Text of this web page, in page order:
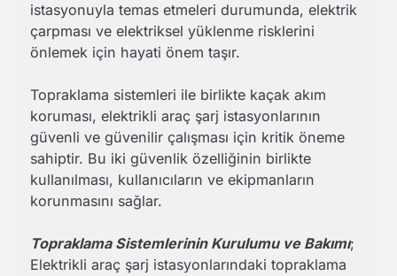
istasyonuyla temas etmeleri durumunda, elektrik
çarpması ve elektriksel yüklenme risklerini
önlemek için hayati önem taşır.
Topraklama sistemleri ile birlikte kaçak akım
koruması, elektrikli araç şarj istasyonlarının
güvenli ve güvenilir çalışması için kritik öneme
sahiptir. Bu iki güvenlik özelliğinin birlikte
kullanılması, kullanıcıların ve ekipmanların
korunmasını sağlar.
Topraklama Sistemlerinin Kurulumu ve Bakımı;
Elektrikli araç şarj istasyonlarındaki topraklama